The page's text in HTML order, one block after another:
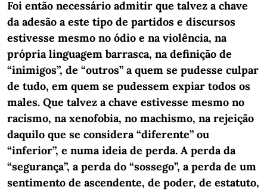
Foi então necessário admitir que talvez a chave
da adesão a este tipo de partidos e discursos
estivesse mesmo no ódio e na violência, na
própria linguagem barrasca, na definição de
“inimigos”, de “outros” a quem se pudesse culpar
de tudo, em quem se pudessem expiar todos os
males. Que talvez a chave estivesse mesmo no
racismo, na xenofobia, no machismo, na rejeição
daquilo que se considera “diferente” ou
“inferior”, e numa ideia de perda. A perda da
“segurança”, a perda do “sossego”, a perda de um
sentimento de ascendente, de poder, de estatuto,